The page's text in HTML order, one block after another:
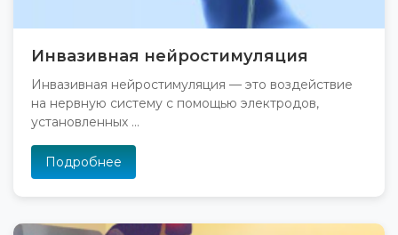
Инвазивная нейростимуляция
Инвазивная нейростимуляция — это воздействие
на нервную систему с помощью электродов,
установленных ...
Подробнее